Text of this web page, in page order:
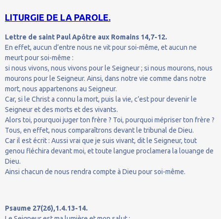
LITURGIE DE LA PAROLE.
Lettre de saint Paul Apôtre aux Romains 14,7-12.
En effet, aucun d’entre nous ne vit pour soi-même, et aucun ne
meurt pour soi-même :
si nous vivons, nous vivons pour le Seigneur ; si nous mourons, nous
mourons pour le Seigneur. Ainsi, dans notre vie comme dans notre
mort, nous appartenons au Seigneur.
Car, si le Christ a connu la mort, puis la vie, c’est pour devenir le
Seigneur et des morts et des vivants.
Alors toi, pourquoi juger ton frère ? Toi, pourquoi mépriser ton frère ?
Tous, en effet, nous comparaîtrons devant le tribunal de Dieu.
Car il est écrit : Aussi vrai que je suis vivant, dit le Seigneur, tout
genou fléchira devant moi, et toute langue proclamera la louange de
Dieu.
Ainsi chacun de nous rendra compte à Dieu pour soi-même.
Psaume 27(26),1.4.13-14.